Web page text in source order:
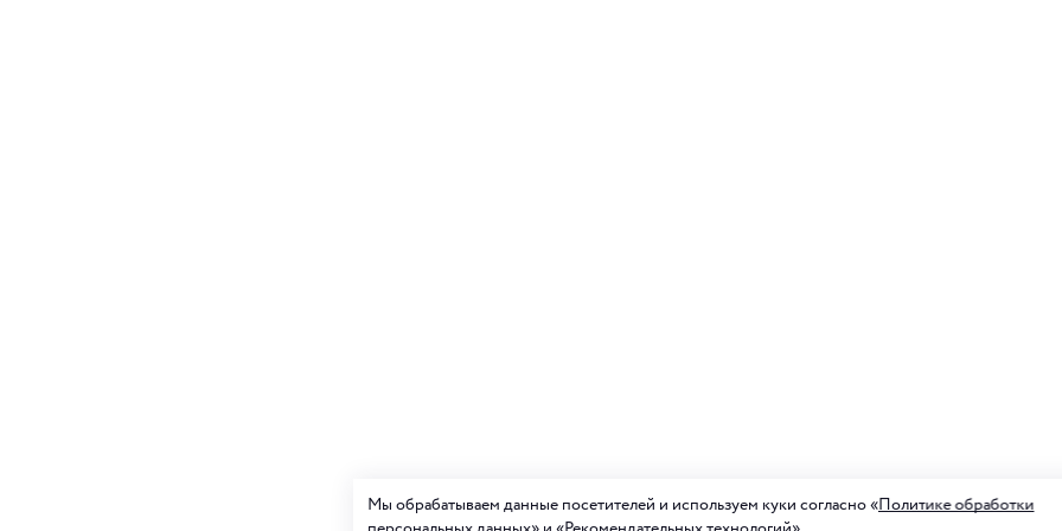
Мы обрабатываем данные посетителей и используем куки согласно «Политике обработки